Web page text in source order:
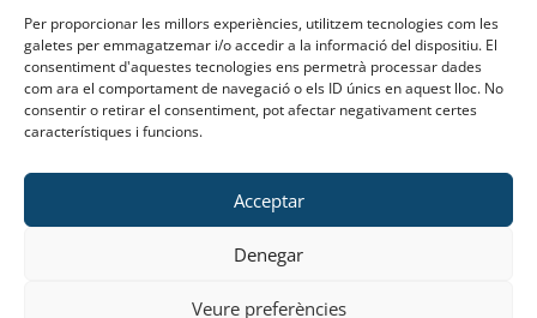
Per proporcionar les millors experiències, utilitzem tecnologies com les
galetes per emmagatzemar i/o accedir a la informació del dispositiu. El
consentiment d'aquestes tecnologies ens permetrà processar dades
com ara el comportament de navegació o els ID únics en aquest lloc. No
consentir o retirar el consentiment, pot afectar negativament certes
característiques i funcions.
Acceptar
Denegar
Veure preferències
Vols estar al dia de totes les activitats?
UNEIX-TE A WHATSAPP!